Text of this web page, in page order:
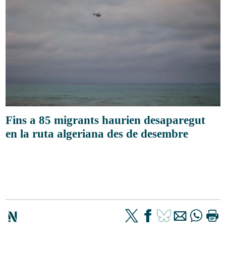
Fins a 85 migrants haurien desaparegut
en la ruta algeriana des de desembre